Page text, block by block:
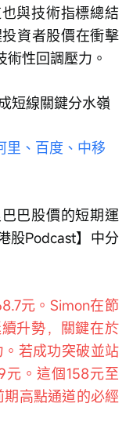
與技術指標總結
資者股價在衝擊
性回調壓力。
短線關鍵分水嶺
里、百度、中移
巴股價的短期運
股Podcast】中分
升勢，關鍵在於
若成功突破並站
元。這個158元至
高點通道的必經